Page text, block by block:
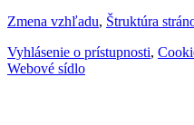
Zmena vzhľadu, Štruktúra
Vyhlásenie o prístupnosti,
Webové sídlo